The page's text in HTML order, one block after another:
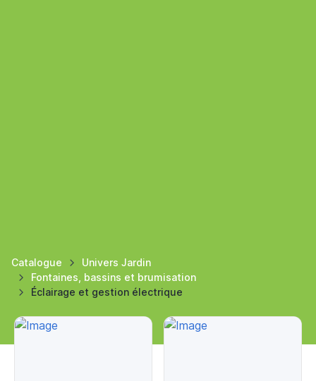
Catalogue
Univers Jardin
Fontaines, bassins et brumisation
Éclairage et gestion électrique